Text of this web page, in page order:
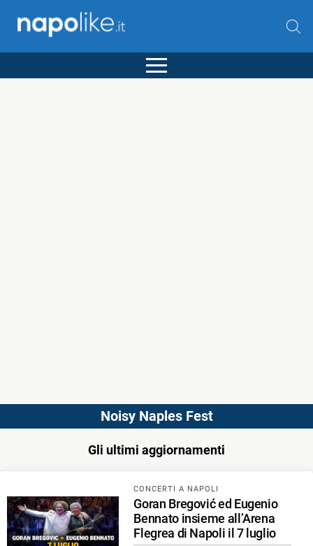
Noisy Naples Fest
Gli ultimi aggiornamenti
CONCERTI A NAPOLI
Goran Bregović ed Eugenio
Bennato insieme all’Arena
Flegrea di Napoli il 7 luglio